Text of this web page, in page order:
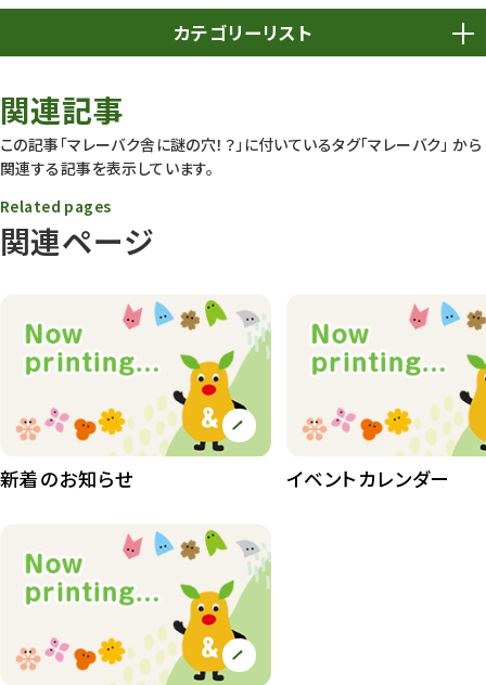
カテゴリーリスト
動物園
動物園長のZooコラム
動物園その他
407
植物園長の庭
植物園 その他 423
83
イベント
園内の様子
関連記事
この記事「マレーバク舎に謎の穴！？」に付いているタグ「マレーバク」 から
関連する記事を表示しています。
関連ページ
Related pages
新着のお知らせ イベントカレンダー